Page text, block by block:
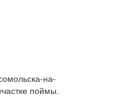
на-
поймы.